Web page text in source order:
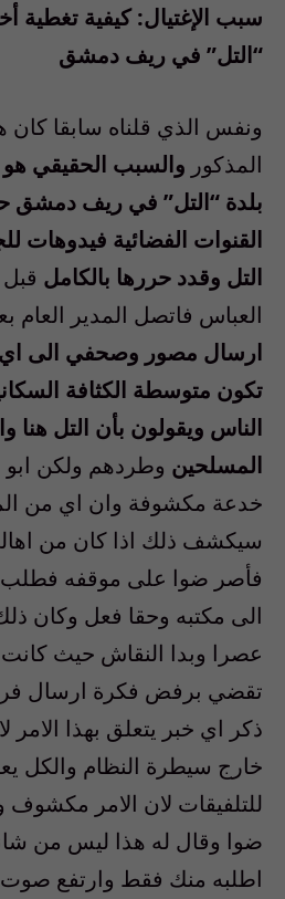
سبب الإغتيال: كيفية تغطية
“التل” في ريف دمشق
ونفس الذي قلناه سابقا
المذكور والسبب الحقيقي هو
بلدة “التل” في ريف
القنوات الفضائية فيدوهات
التل وقدد حررها بالكامل
العباس فاتصل المدير العام
ارسال مصور وصحفي الى
تكون متوسطة الكثافة
الناس ويقولون بأن التل
المسلحين وطردهم ولكن ابو
خدعة مكشوفة وان اي من
سيكشف ذلك اذا كان من
فأصر ضوا على موقفه فطلب
الى مكتبه وحقا فعل وكان
عصرا وبدا النقاش حيث
تقضي برفض فكرة ارسال
ذكر اي خبر يتعلق بهذا الامر
خارج سيطرة النظام والكل
للتلفيقات لان الامر مكشوف
ضوا وقال له هذا ليس من
اطلبه منك فقط وارتفع